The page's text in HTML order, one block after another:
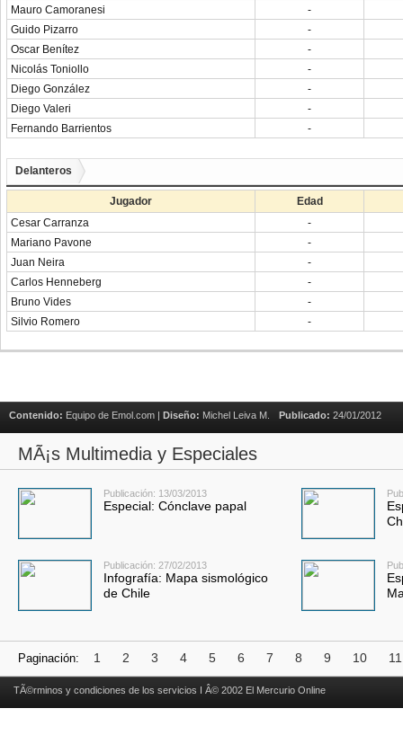
Mauro Camoranesi
-
Guido Pizarro
-
Oscar Benítez
-
Nicolás Toniollo
-
Diego González
-
Diego Valeri
-
Fernando Barrientos
-
Delanteros
Jugador
Edad
Cesar Carranza
-
Mariano Pavone
-
Juan Neira
-
Carlos Henneberg
-
Bruno Vides
-
Silvio Romero
-
Contenido: Equipo de Emol.com | Diseño: Michel Leiva M. Publicado: 24/01/2012
MÃ¡s Multimedia y Especiales
Publicación: 13/03/2013
Especial: Cónclave papal
Publicación: 27/02/2013
Infografía: Mapa sismológico
de Chile
Paginación: 1 2 3 4 5 6 7 8 9 10 11
TÃ©rminos y condiciones de los servicios I Â© 2002 El Mercurio Online